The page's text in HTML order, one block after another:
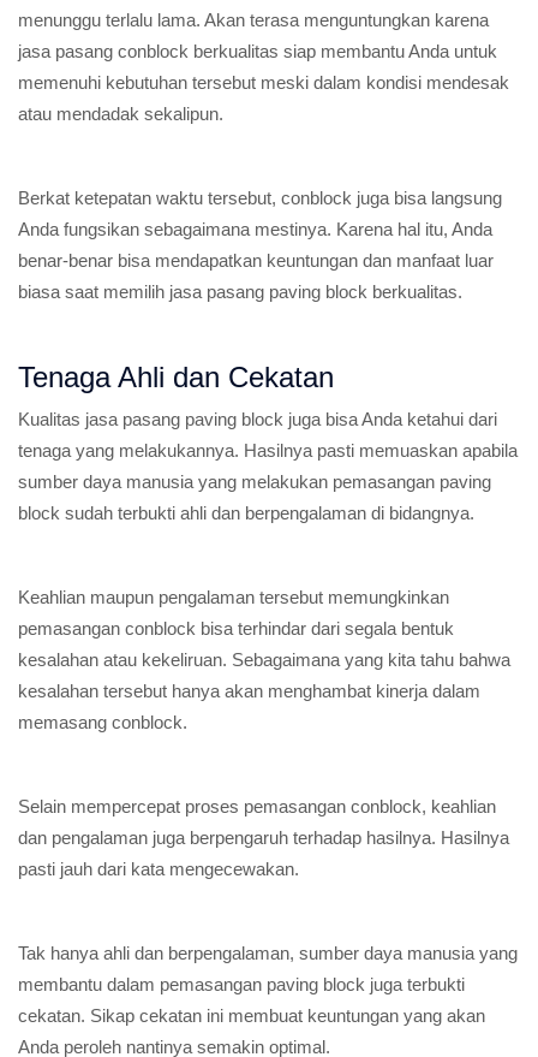
menunggu terlalu lama. Akan terasa menguntungkan karena
jasa pasang conblock berkualitas siap membantu Anda untuk
memenuhi kebutuhan tersebut meski dalam kondisi mendesak
atau mendadak sekalipun.
Berkat ketepatan waktu tersebut, conblock juga bisa langsung
Anda fungsikan sebagaimana mestinya. Karena hal itu, Anda
benar-benar bisa mendapatkan keuntungan dan manfaat luar
biasa saat memilih jasa pasang paving block berkualitas.
Tenaga Ahli dan Cekatan
Kualitas jasa pasang paving block juga bisa Anda ketahui dari
tenaga yang melakukannya. Hasilnya pasti memuaskan apabila
sumber daya manusia yang melakukan pemasangan paving
block sudah terbukti ahli dan berpengalaman di bidangnya.
Keahlian maupun pengalaman tersebut memungkinkan
pemasangan conblock bisa terhindar dari segala bentuk
kesalahan atau kekeliruan. Sebagaimana yang kita tahu bahwa
kesalahan tersebut hanya akan menghambat kinerja dalam
memasang conblock.
Selain mempercepat proses pemasangan conblock, keahlian
dan pengalaman juga berpengaruh terhadap hasilnya. Hasilnya
pasti jauh dari kata mengecewakan.
Tak hanya ahli dan berpengalaman, sumber daya manusia yang
membantu dalam pemasangan paving block juga terbukti
cekatan. Sikap cekatan ini membuat keuntungan yang akan
Anda peroleh nantinya semakin optimal.